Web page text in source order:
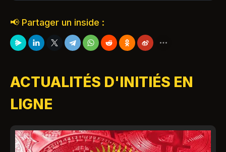
📢 Partager un inside :
ACTUALITÉS D'INITIÉS EN
LIGNE